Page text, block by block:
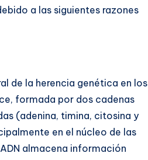
a las siguientes razones
de la herencia genética en los
formada por dos cadenas
(adenina, timina, citosina y
en el núcleo de las
almacena información